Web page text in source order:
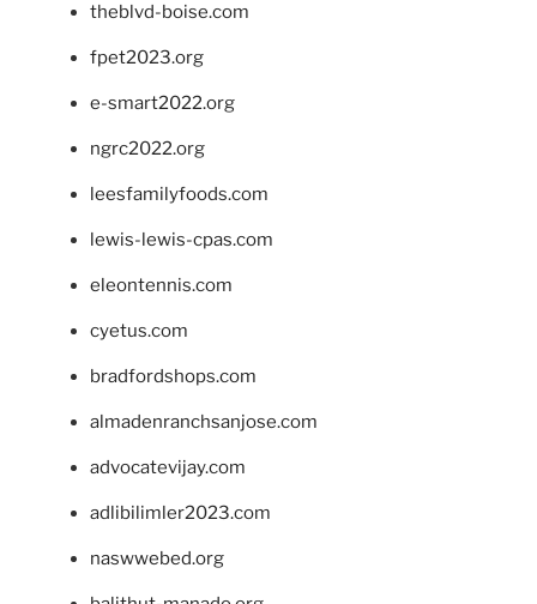
theblvd-boise.com
fpet2023.org
e-smart2022.org
ngrc2022.org
leesfamilyfoods.com
lewis-lewis-cpas.com
eleontennis.com
cyetus.com
bradfordshops.com
almadenranchsanjose.com
advocatevijay.com
adlibilimler2023.com
naswwebed.org